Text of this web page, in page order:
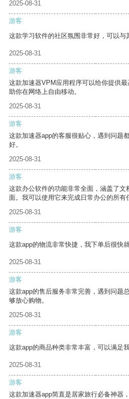
2025-08-31
游客
这款学习软件的社区氛围非常好，可以与
2025-08-31
游客
这款加速器VPM应用程序可以给你提供
助你在网络上自由移动。
2025-08-31
游客
这款加速器app的客服很贴心，遇到问题
好。
2025-08-31
游客
这款办公软件的功能非常全面，涵盖了
面。我可以使用它来完成日常办公的所有
2025-08-31
游客
这款app的物流非常快捷，我下单后很快
2025-08-31
游客
这款app的售后服务非常完善，遇到问题
够放心购物。
2025-08-31
游客
这款app的商品种类非常丰富，可以满足
2025-08-31
游客
这款加速器app简直是居家旅行必备神器